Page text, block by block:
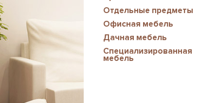
Отдельные предметы
Офисная мебель
Дачная мебель
Специализированная
мебель